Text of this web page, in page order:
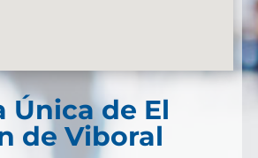
Única de El
de Viboral